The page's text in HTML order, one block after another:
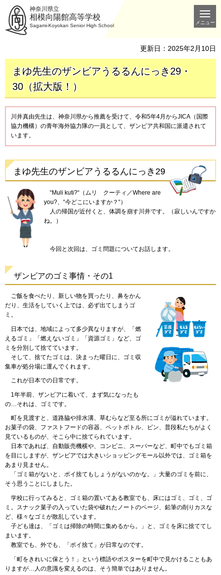
神奈川県立
相模向陽館高等学校
Sagami-Koyokan Senior High School
メニュー
更新日：2025年2月10日
まゆ先生のザンビアうるるんにっき29・
30（拡大版！）
川井真由先生は、神奈川県から推薦を受けて、令和5年4月からJICA（国際
協力機構）の青年海外協力隊の一員として、ザンビア共和国に派遣されて
います。
まゆ先生のザンビアうるるんにっき29
“Muli kuti?“（ムリ クーティ ／Where are
you?、“今どこにいますか？“）
人の帰国が近付くと、体調を崩す川井です。（寂しいんですか
ね。）
今回 と次回は、ゴミ問題についてお話します。
ザンビアのゴミ事情・その1
ご飯を食べたり、新しい物を買ったり、鼻をかん
だり、生活をしていく上では、必ず出てしまうゴ
ミ。
日本では、地域によって多少異なりますが、「燃
えるゴミ」「燃えないゴミ」「資源ゴミ」など、ゴ
ミを分別して捨てています。
そして 、捨てたゴミは、決まった曜日に、ゴミ収
集車が処分場に運んでくれます。
これが日本での日常です。
1年半前、ザンビアに着いて、まず気になったも
の…それは、ゴミです。
町を 見渡すと、道路脇や排水溝、草むらなど至る所にゴミが溢れています。
お菓子の袋、ファストフードの容器、ペットボトル、ビン、普段私たちがよく
見ているものが、そこら中に捨てられています。
日本であれば、自動販売機横や、コンビニ、スーパーなど、町中でもゴミ箱
を目にしますが、ザンビアでは大きいショッピングモール以外では、ゴミ箱を
あまり見ません。
「 ゴミ箱がないと、ポイ捨てもしょうがないのかな。」大量のゴミを前に、
そう思うことにしました。
学校に行ってみると、ゴミ箱の置いてある教室でも、床にはゴミ、ゴミ、ゴ
ミ。スナック菓子の入っていた袋や破れたノートのページ、鉛筆の削りカスな
ど、様々なゴミが散乱しています。
子ども達は、「ゴミは掃除の時間に集めるから。」と、ゴミを床に捨ててし
まいます。
教室でも、外でも、「ポイ捨て」が日常なのです。
「町をきれいに保とう！」という標語やボスターを町中で見かけることもあ
りますが…人の意識を変えるのは、そう簡単ではありません。